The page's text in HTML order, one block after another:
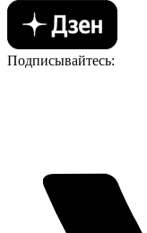
Подписывайтесь: